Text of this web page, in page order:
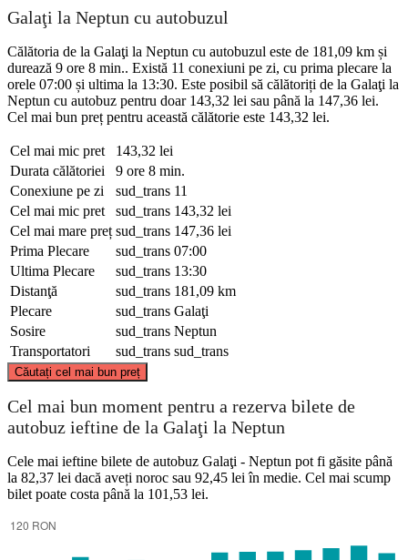
Galaţi la Neptun cu autobuzul
Călătoria de la Galaţi la Neptun cu autobuzul este de 181,09 km și
durează 9 ore 8 min.. Există 11 conexiuni pe zi, cu prima plecare la
orele 07:00 și ultima la 13:30. Este posibil să călătoriți de la Galaţi la
Neptun cu autobuz pentru doar 143,32 lei sau până la 147,36 lei.
Cel mai bun preț pentru această călătorie este 143,32 lei.
Cel mai mic pret
143,32 lei
Durata călătoriei
9 ore 8 min.
Conexiune pe zi
sud_trans 11
Cel mai mic pret
sud_trans 143,32 lei
Cel mai mare preț sud_trans 147,36 lei
Prima Plecare
sud_trans 07:00
Ultima Plecare
sud_trans 13:30
Distanţă
sud_trans 181,09 km
Plecare
sud_trans Galaţi
Sosire
sud_trans Neptun
Transportatori
sud_trans sud_trans
Căutați cel mai bun preț
©CARTO
Cel mai bun moment pentru a rezerva bilete de
autobuz ieftine de la Galaţi la Neptun
Cele mai ieftine bilete de autobuz Galaţi - Neptun pot fi găsite până
la 82,37 lei dacă aveți noroc sau 92,45 lei în medie. Cel mai scump
bilet poate costa până la 101,53 lei.